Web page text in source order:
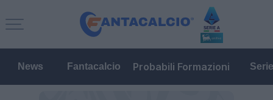
News Fantacalcio Probabili Formazioni